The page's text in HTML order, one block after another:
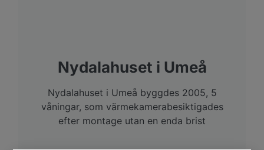
Nydalahuset i Umeå
Nydalahuset i Umeå byggdes 2005, 5
våningar, som värmekamerabesiktigades
efter montage utan en enda brist